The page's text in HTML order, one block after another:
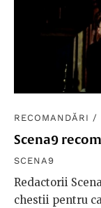
RECOMANDĂRI /
Scena9
SCENA9
Redactorii
chestii pentru